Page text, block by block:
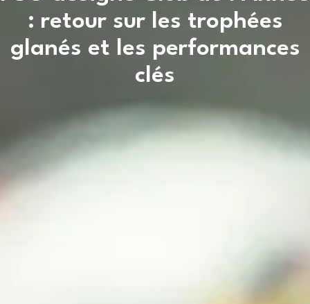
: retour sur les trophées
glanés et les performances
clés